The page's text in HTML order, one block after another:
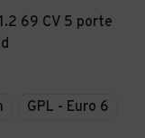
69 CV 5 porte
GPL - Euro 6